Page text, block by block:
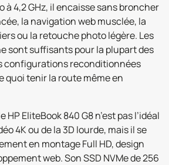
4,2 GHz, il encaisse sans broncher
la navigation web musclée, la
ou la retouche photo légère. Les
sont suffisants pour la plupart des
configurations reconditionnées
quoi tenir la route même en
EliteBook 840 G8 n’est pas l’idéal
4K ou de la 3D lourde, mais il se
en montage Full HD, design
web. Son SSD NVMe de 256